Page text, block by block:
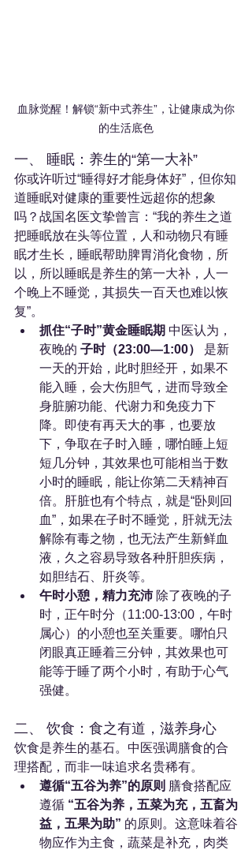
血脉觉醒！解锁“新中式养生”，让健康成为你
的生活底色
一、 睡眠：养生的“第一大补”
你或许听过“睡得好才能身体好”，但你知
道睡眠对健康的重要性远超你的想象
吗？战国名医文挚曾言：“我的养生之道
把睡眠放在头等位置，人和动物只有睡
眠才生长，睡眠帮助脾胃消化食物，所
以，所以睡眠是养生的第一大补，人一
个晚上不睡觉，其损失一百天也难以恢
复”。
抓住“子时”黄金睡眠期 中医认为，
夜晚的 子时（23:00—1:00）
是新
一天的开始，此时胆经开，如果不
能入睡，会大伤胆气，进而导致全
身脏腑功能、代谢力和免疫力下
降。即使有再天大的事，也要放
下，争取在子时入睡，哪怕睡上短
短几分钟，其效果也可能相当于数
小时的睡眠，能让你第二天精神百
倍。肝脏也有个特点，就是“卧则回
血”，如果在子时不睡觉，肝就无法
解除有毒之物，也无法产生新鲜血
液，久之容易导致各种肝胆疾病，
如胆结石、肝炎等。
午时小憩，精力充沛 除了夜晚的子
时，正午时分（11:00-13:00，午时
属心）的小憩也至关重要。哪怕只
闭眼真正睡着三分钟，其效果也可
能等于睡了两个小时，有助于心气
强健。
二、 饮食：食之有道，滋养身心
饮食是养生的基石。中医强调膳食的合
理搭配，而非一味追求名贵稀有。
遵循“五谷为养”的原则 膳食搭配应
遵循 “五谷为养，五菜为充，五畜为
益，五果为助” 的原则。这意味着谷
物应作为主食，蔬菜是补充，肉类